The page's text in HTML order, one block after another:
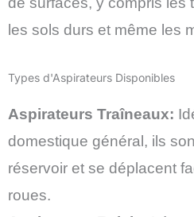
les sols durs et même les
Types d'Aspirateurs Disponibles
Aspirateurs Traîneaux:
domestique général, ils
réservoir et se déplacent
roues.